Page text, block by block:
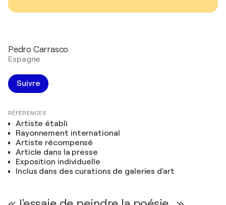
Pedro Carrasco
Espagne
Suivre
RÉFÉRENCES
Artiste établi
Rayonnement international
Artiste récompensé
Article dans la presse
Exposition individuelle
Inclus dans des curations de galeries d'art